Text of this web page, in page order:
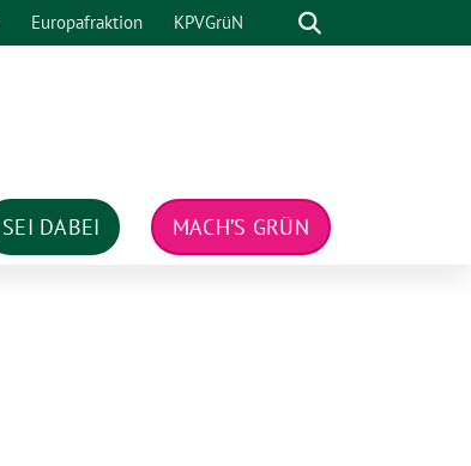
Europafraktion KPVGrüN Suche
SEI DABEI MACH’S GRÜN